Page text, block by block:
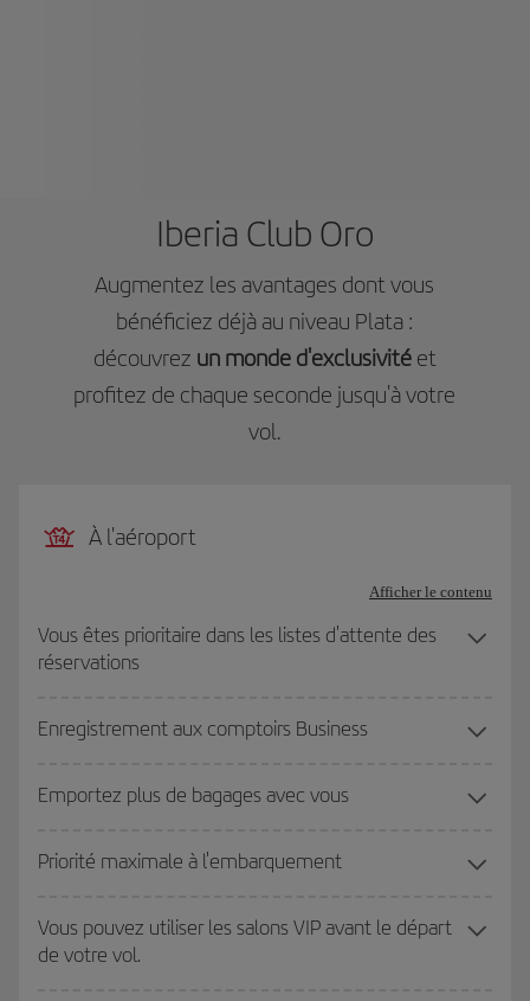
Iberia Club Oro
Augmentez les avantages dont vous
bénéficiez déjà au niveau Plata :
découvrez un monde d'exclusivitéet
profitez de chaque seconde jusqu'à votre
vol.
À l'aéroport
Afficher le contenu
Vous êtes prioritaire dans les listes d'attente des
réservations
Enregistrement aux comptoirs Business
Emportez plus de bagages avec vous
Priorité maximale à l'embarquement
Vous pouvez utiliser les salons VIP avant le départ
de votre vol.